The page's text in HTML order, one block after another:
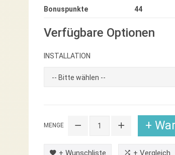
Bonuspunkte
44
Verfügbare Optionen
INSTALLATION
-- Bitte wählen --
MENGE +
+ Wunschliste + Vergleich